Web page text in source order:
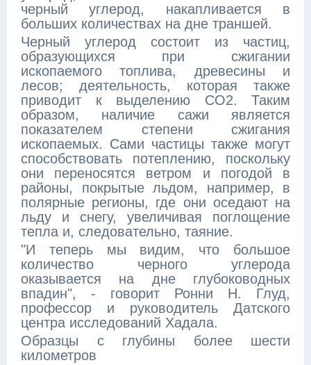
черный углерод, накапливается в
больших количествах на дне траншей.
Черный углерод состоит из частиц,
образующихся при сжигании
ископаемого топлива, древесины и
лесов; деятельность, которая также
приводит к выделению CO2. Таким
образом, наличие сажи является
показателем степени сжигания
ископаемых. Сами частицы также могут
способствовать потеплению, поскольку
они переносятся ветром и погодой в
районы, покрытые льдом, например, в
полярные регионы, где они оседают на
льду и снегу, увеличивая поглощение
тепла и, следовательно, таяние.
"И теперь мы видим, что большое
количество черного углерода
оказывается на дне глубоководных
впадин", - говорит Ронни Н. Глуд,
профессор и руководитель Датского
центра исследований Хадала.
Образцы с глубины более шести
километров